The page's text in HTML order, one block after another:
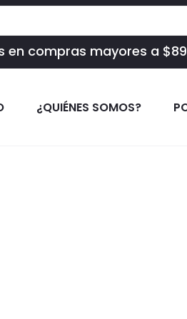
en compras mayores a
¿QUIÉNES SOMOS?